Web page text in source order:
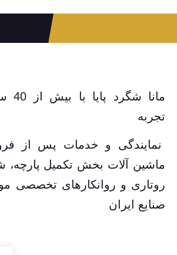
مانا
تجربه
نمایندگی و خدمات پس از
ماشین آلات بخش تکمیل پارچه،
روتاری و روانکارهای تخصصی
صنایع ایران